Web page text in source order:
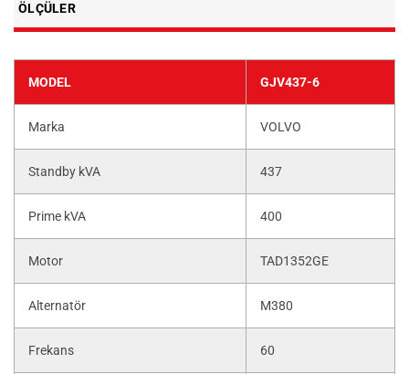
ÖLÇÜLER
MODEL GJV437-6
Marka VOLVO
Standby kVA 437
Prime kVA 400
Motor TAD1352GE
Alternatör M380
Frekans 60